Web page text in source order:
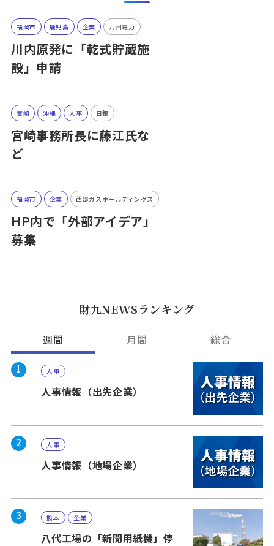
福岡市 鹿児島 企業 九州電力
川内原発に「乾式貯蔵施
設」申請
宮崎 沖縄 人事 日銀
宮崎事務所長に藤江氏な
ど
福岡市 企業 西部ガスホールディングス
HP内で「外部アイデア」
募集
財九NEWSランキング
週間 月間 総合
1 人事
人事情報（出先企業）
2 人事
人事情報（地場企業）
3 熊本 企業
八代工場の「新聞用紙機」停